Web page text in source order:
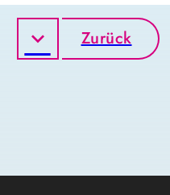
Zurück